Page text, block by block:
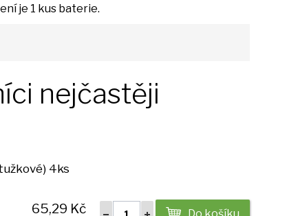
je 1 kus baterie.
nejčastěji
4ks
65,29 Kč